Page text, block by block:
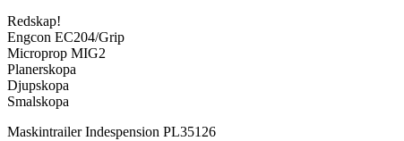
Redskap!
Engcon EC204/Grip
Microprop MIG2
Planerskopa
Djupskopa
Smalskopa
Maskintrailer Indespension PL35126